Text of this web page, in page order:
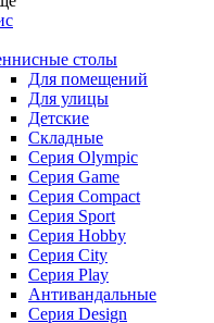
столы
Для помещений
Для улицы
Детские
Складные
Серия Olympic
Серия Game
Серия Compact
Серия Sport
Серия Hobby
Серия City
Серия Play
Антивандальные
Серия Design